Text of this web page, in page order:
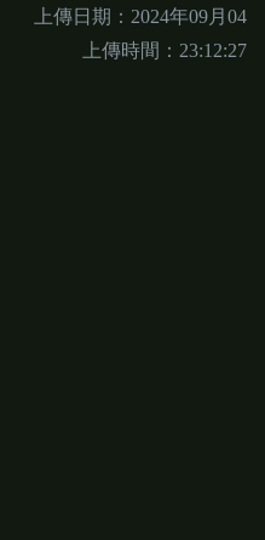
上傳日期：2024年09月04
上傳時間：23:12:27